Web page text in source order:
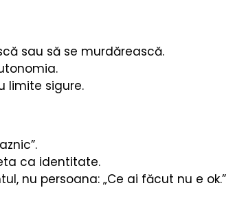
sau să se murdărească.
limite sigure.
ca identitate.
nu persoana: „Ce ai făcut nu e ok.”